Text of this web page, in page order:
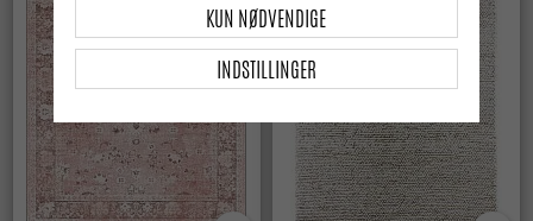
INDSTILLINGER
KUN NØDVENDIGE